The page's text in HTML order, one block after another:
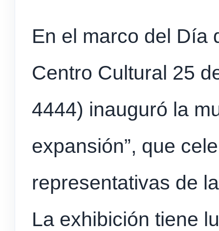
En el marco del Día
Centro Cultural 25
4444) inauguró la
expansión”, que
representativas de
La exhibición tiene